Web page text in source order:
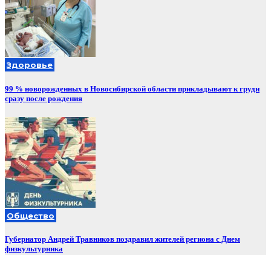
Здоровье
99 % новорожденных в Новосибирской области прикладывают к груди
сразу после рождения
Общество
Губернатор Андрей Травников поздравил жителей региона с Днем
физкультурника